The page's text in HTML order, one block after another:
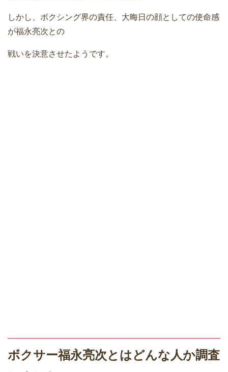
しかし、ボクシング界の責任、大晦日の顔としての使命感
が福永亮次との
戦いを決意させたようです。
ボクサー福永亮次とはどんな人か調査